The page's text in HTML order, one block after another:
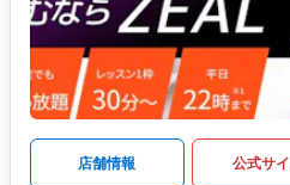
店舗情報 公式サ